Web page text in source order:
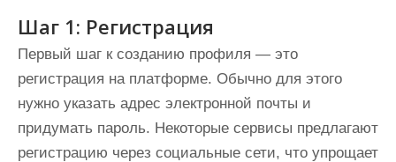
Шаг 1: Регистрация
Первый шаг к созданию профиля — это
регистрация на платформе. Обычно для этого
нужно указать адрес электронной почты и
придумать пароль. Некоторые сервисы предлагают
регистрацию через социальные сети, что упрощает